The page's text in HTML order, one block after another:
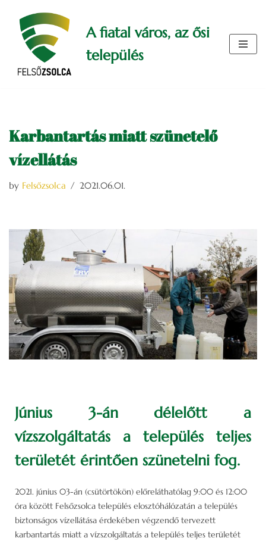
Skip
content
A fiatal város, az ősi
település
Karbantartás miatt szünetelő
vízellátás
by Felsőzsolca 2021.06.01.
Június 3-án délelőtt a
vízszolgáltatás a település teljes
területét érintően szünetelni fog.
2021. június 03-án (csütörtökön) előreláthatólag 9:00 és 12:00
óra között Felsőzsolca település elosztóhálózatán a település
biztonságos vízellátása érdekében végzendő tervezett
karbantartás miatt a vízszolgáltatás a település teljes területét